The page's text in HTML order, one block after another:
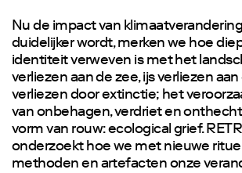
Nu de impact van
duidelijker wordt, merken we hoe
identiteit verweven is met het
verliezen aan de zee, ijs verliezen
verliezen door extinctie; het
van onbehagen, verdriet en
vorm van rouw: ecological grief.
onderzoekt hoe we met nieuwe
methoden en artefacten onze